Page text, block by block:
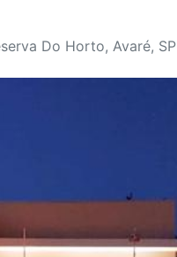
Do Horto, Avaré, SP